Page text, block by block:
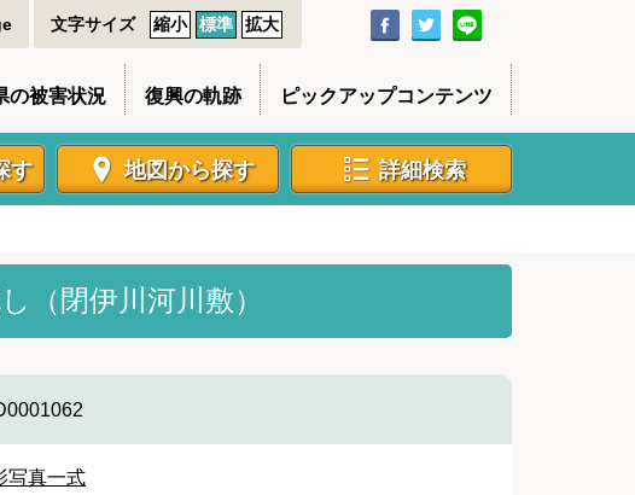
文字サイズ 縮小 標準 拡大
の被害状況 復興の軌跡 ピックアップコンテンツ
す 地図から探す 詳細検索
（閉伊川河川敷）
写真一式